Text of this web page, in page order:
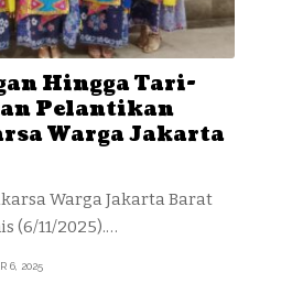
Hingga Tari-
Pelantikan
Warga Jakarta
Warga Jakarta Barat
(6/11/2025).…
6, 2025